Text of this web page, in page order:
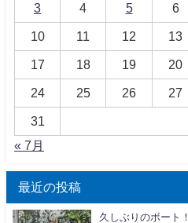
3 4 5 6
10 11 12 13
17 18 19 20
24 25 26 27
31
« 7月
最近の投稿
久しぶりのボート！